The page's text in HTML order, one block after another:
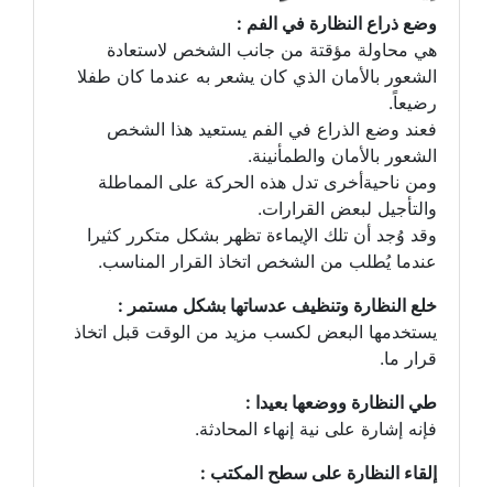
وضع ذراع النظارة في الفم :
هي محاولة مؤقتة من جانب الشخص لاستعادة
الشعور بالأمان الذي كان يشعر به عندما كان طفلا
رضيعاً.
فعند وضع الذراع في الفم يستعيد هذا الشخص
الشعور بالأمان والطمأنينة.
ومن ناحيةأخرى تدل هذه الحركة على المماطلة
والتأجيل لبعض القرارات.
وقد وُجد أن تلك الإيماءة تظهر بشكل متكرر كثيرا
عندما يُطلب من الشخص اتخاذ القرار المناسب.
خلع النظارة وتنظيف عدساتها بشكل مستمر :
يستخدمها البعض لكسب مزيد من الوقت قبل اتخاذ
قرار ما.
طي النظارة ووضعها بعيدا :
فإنه إشارة على نية إنهاء المحادثة.
إلقاء النظارة على سطح المكتب :